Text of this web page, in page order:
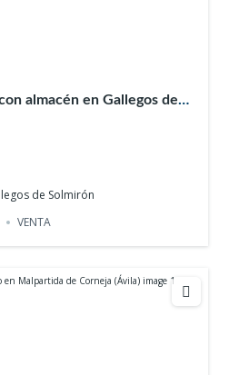
almacén en Gallegos de
de Solmirón
VENTA